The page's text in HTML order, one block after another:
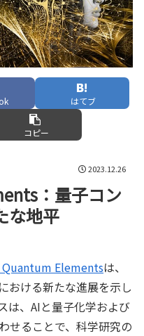
はてブ
コピー
2023.12.26
：量子コン
な地平
Elementsは、
おける新たな進展を示し
は、AIと量子化学および
せることで、科学研究の